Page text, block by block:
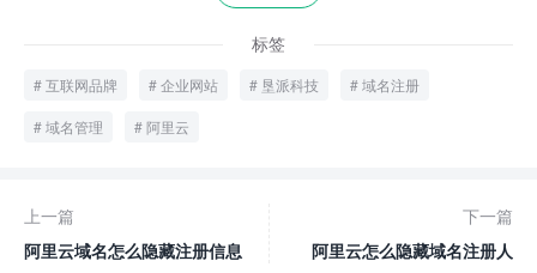
标签
互联网品牌 企业网站 垦派科技 域名注册
域名管理 阿里云
上一篇
阿里云域名怎么隐藏注册信息
下一篇
阿里云怎么隐藏域名注册人